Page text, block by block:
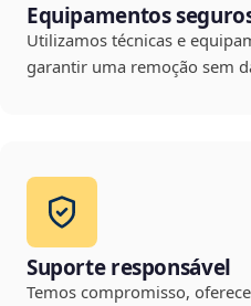
Equipamentos
Utilizamos técnicas e
garantir uma remoção sem
Suporte responsável
Temos compromisso,